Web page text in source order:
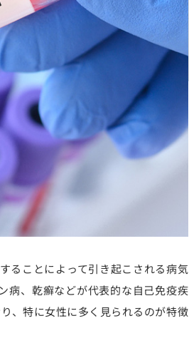
ることによって引き起こされる病気
病、乾癬などが代表的な自己免疫疾
、特に女性に多く見られるのが特徴